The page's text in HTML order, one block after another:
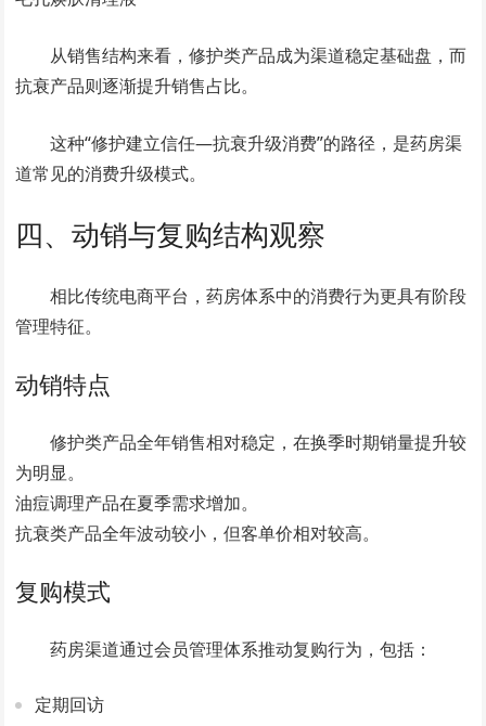
从销售结构来看，修护类产品成为渠道稳定基础盘，而
抗衰产品则逐渐提升销售占比。
这种“修护建立信任—抗衰升级消费”的路径，是药房渠
道常见的消费升级模式。
四、动销与复购结构观察
相比传统电商平台，药房体系中的消费行为更具有阶段
管理特征。
动销特点
修护类产品全年销售相对稳定，在换季时期销量提升较
为明显。
油痘调理产品在夏季需求增加。
抗衰类产品全年波动较小，但客单价相对较高。
复购模式
药房渠道通过会员管理体系推动复购行为，包括：
定期回访